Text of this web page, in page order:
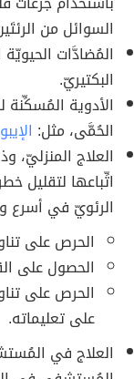
السوائل من
المُضادَّات
البكتيريّ.
الأدوية
الحُمَّى، مثل:
العلاج
اتِّباعها لتقليل
الرئويّ في أسرع
الحرص على
الحصول على
الحرص على
على تعليماته.
العلاج في